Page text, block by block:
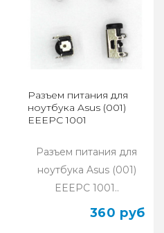
Разъем питания для
ноутбука Asus (001)
EEEPC 1001
Разъем питания для
ноутбука Asus (001)
EEEPC 1001..
360 руб